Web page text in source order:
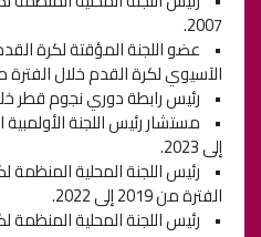
2007.
• عضو اللجنة المؤقتة لكرة
الآسيوي لكرة القدم خلال الفترة من 2008 إلى
• رئيس رابطة دوري نجوم قطر خلال الفترة
إلى 2023.
الفترة من 2019 إلى 2022.
• رئيس اللجنة المحلية المنظمة